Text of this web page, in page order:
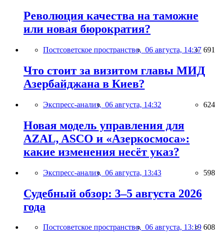
Революция качества на таможне
или новая бюрократия?
Постсоветское пространство, 06 августа, 14:37 691
Что стоит за визитом главы МИД
Азербайджана в Киев?
Экспресс-анализ, 06 августа, 14:32 624
Новая модель управления для
AZAL, ASCO и «Азеркосмоса»:
какие изменения несёт указ?
Экспресс-анализ, 06 августа, 13:43 598
Судебный обзор: 3–5 августа 2026
года
Постсоветское пространство, 06 августа, 13:19 608